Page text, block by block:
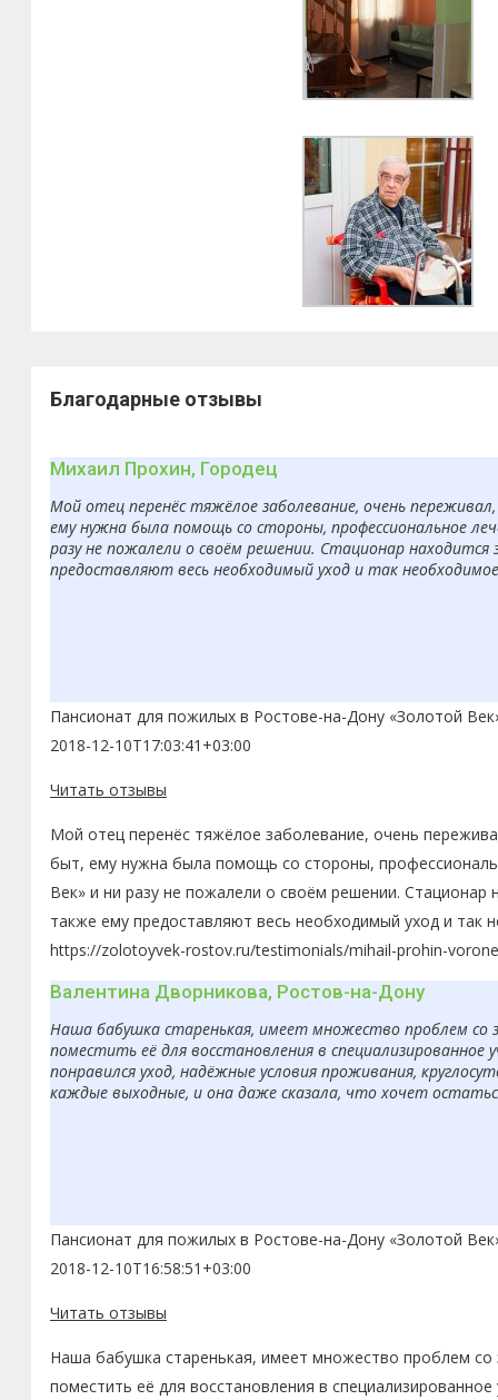
Благодарные отзывы
Михаил Прохин, Городец
Мой отец перенёс тяжёлое заболевание, очень
ему нужна была помощь со стороны, профессиональное
разу не пожалели о своём решении. Стационар
предоставляют весь необходимый уход и так
Пансионат для пожилых в Ростове-на-Дону «Золотой
2018-12-10T17:03:41+03:00
Читать отзывы
Мой отец перенёс тяжёлое заболевание, очень
быт, ему нужна была помощь со стороны,
Век» и ни разу не пожалели о своём решении.
также ему предоставляют весь необходимый уход и так
https://zolotoyvek-rostov.ru/testimonials/mihail-prohin-
Валентина Дворникова, Ростов-на-Дону
Наша бабушка старенькая, имеет множество проблем со
поместить её для восстановления в
понравился уход, надёжные условия проживания,
каждые выходные, и она даже сказала, что хочет
Пансионат для пожилых в Ростове-на-Дону «Золотой
2018-12-10T16:58:51+03:00
Читать отзывы
Наша бабушка старенькая, имеет множество проблем
поместить её для восстановления в